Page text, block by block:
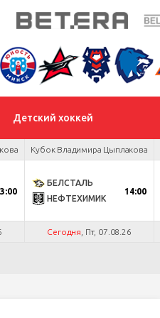
Детский хоккей
Кубок Владимира Цыплакова
БЕЛСТАЛЬ
НЕФТЕХИМИК
14:00
Сегодня , Пт, 07.08.26